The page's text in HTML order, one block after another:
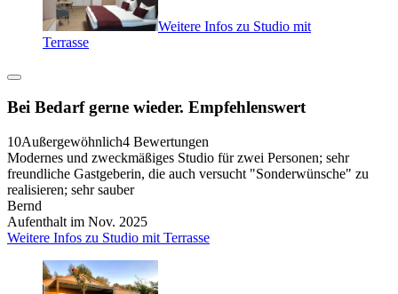
Weitere Infos zu Studio mit
Terrasse
Bei Bedarf gerne wieder. Empfehlenswert
10Außergewöhnlich4 Bewertungen
Modernes und zweckmäßiges Studio für zwei Personen; sehr
freundliche Gastgeberin, die auch versucht "Sonderwünsche" zu
realisieren; sehr sauber
Bernd
Aufenthalt im Nov. 2025
Weitere Infos zu Studio mit Terrasse